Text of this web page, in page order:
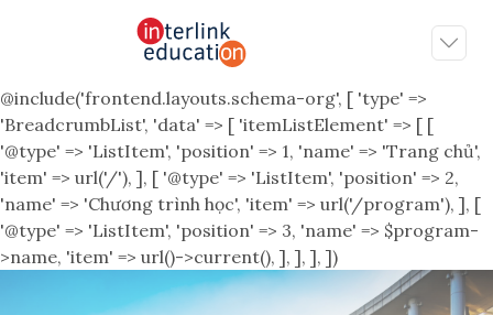
@include('frontend.layouts.schema-org', [ 'type' =>
'BreadcrumbList', 'data' => [ 'itemListElement' => [ [
'@type' => 'ListItem', 'position' => 1, 'name' => 'Trang chủ',
'item' => url('/'), ], [ '@type' => 'ListItem', 'position' => 2,
'name' => 'Chương trình học', 'item' => url('/program'), ], [
'@type' => 'ListItem', 'position' => 3, 'name' => $program-
>name, 'item' => url()->current(), ], ], ], ])